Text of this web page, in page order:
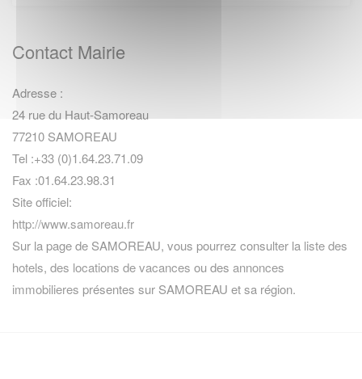
Contact Mairie
Adresse :
24 rue du Haut-Samoreau
77210 SAMOREAU
Tel :+33 (0)1.64.23.71.09
Fax :01.64.23.98.31
Site officiel:
http://www.samoreau.fr
Sur la page de SAMOREAU, vous pourrez consulter la liste des
hotels, des locations de vacances ou des annonces
immobilieres présentes sur SAMOREAU et sa région.